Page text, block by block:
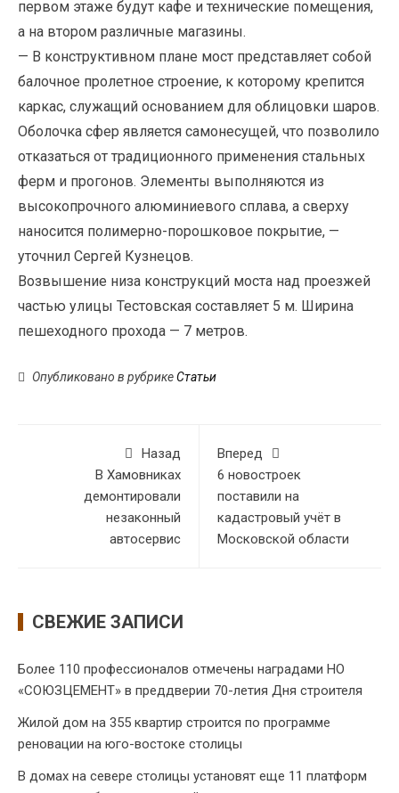
первом этаже будут кафе и технические помещения,
а на втором различные магазины.
— В конструктивном плане мост представляет собой
балочное пролетное строение, к которому крепится
каркас, служащий основанием для облицовки шаров.
Оболочка сфер является самонесущей, что позволило
отказаться от традиционного применения стальных
ферм и прогонов. Элементы выполняются из
высокопрочного алюминиевого сплава, а сверху
наносится полимерно-порошковое покрытие, —
уточнил Сергей Кузнецов.
Возвышение низа конструкций моста над проезжей
частью улицы Тестовская составляет 5 м. Ширина
пешеходного прохода — 7 метров.
Опубликовано в рубрикеСтатьи
Назад
В Хамовниках
демонтировали
незаконный
автосервис
Вперед
6 новостроек
поставили на
кадастровый учёт в
Московской области
СВЕЖИЕ ЗАПИСИ
Более 110 профессионалов отмечены наградами НО
«СОЮЗЦЕМЕНТ» в преддверии 70-летия Дня строителя
Жилой дом на 355 квартир строится по программе
реновации на юго-востоке столицы
В домах на севере столицы установят еще 11 платформ